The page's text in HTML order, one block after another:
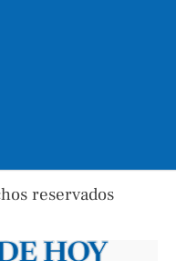
reservados